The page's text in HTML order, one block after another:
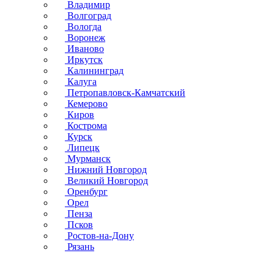
Владимир
Волгоград
Вологда
Воронеж
Иваново
Иркутск
Калининград
Калуга
Петропавловск-Камчатский
Кемерово
Киров
Кострома
Курск
Липецк
Мурманск
Нижний Новгород
Великий Новгород
Оренбург
Орел
Пенза
Псков
Ростов-на-Дону
Рязань